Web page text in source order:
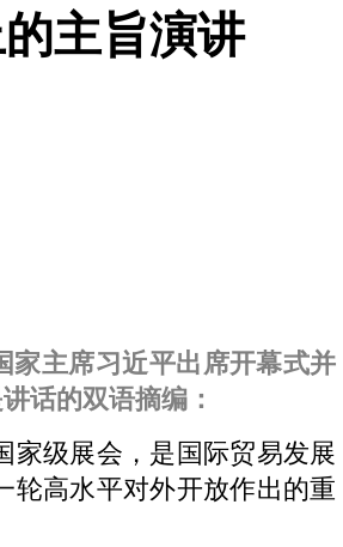
主旨演讲
家主席习近平出席开幕式并
话的双语摘编：
家级展会，是国际贸易发展
轮高水平对外开放作出的重